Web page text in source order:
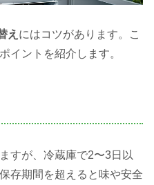
え にはコツがあります。こ
イントを紹介します。
すが、冷蔵庫で2〜3日以
存期間を超えると味や安全